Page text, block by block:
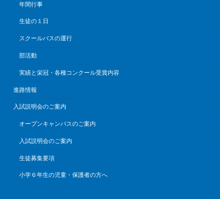
年間行事
生徒の１日
スクールバスの運行
部活動
実績と栄冠・各種コンクール受賞内容
進路情報
入試説明会のご案内
オープンキャンパスのご案内
入試説明会のご案内
生徒募集要項
小学６年生の児童・保護者の方へ